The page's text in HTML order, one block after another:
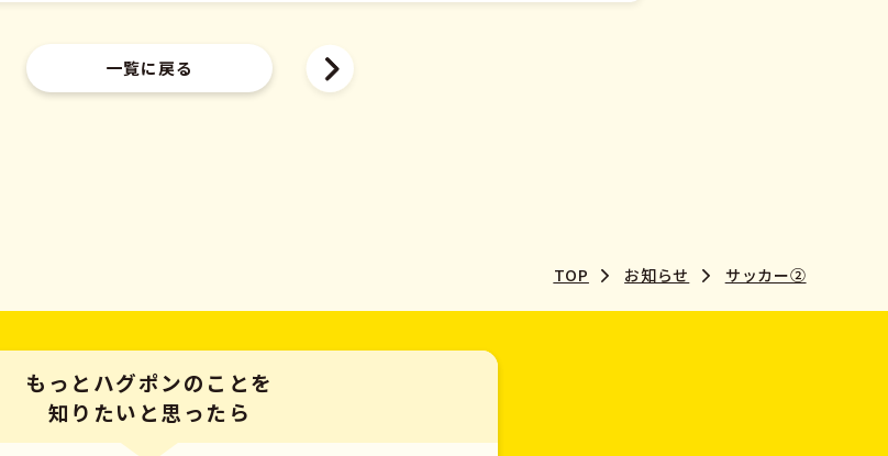
一覧に戻る
TOP お知らせ サッカー②
もっとハグポンのことを
知りたいと思ったら